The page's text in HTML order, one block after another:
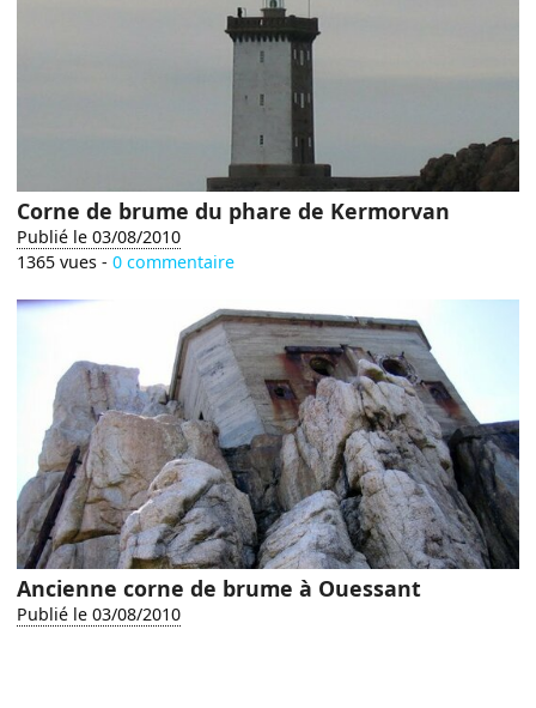
Corne de brume du phare de Kermorvan
Publié le 03/08/2010
1365 vues -0 commentaire
Ancienne corne de brume à Ouessant
Publié le 03/08/2010